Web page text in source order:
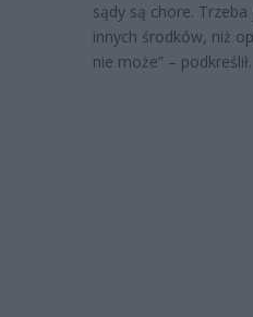
sądy są chore.
innych środków, niż
nie może” – podkreślił.